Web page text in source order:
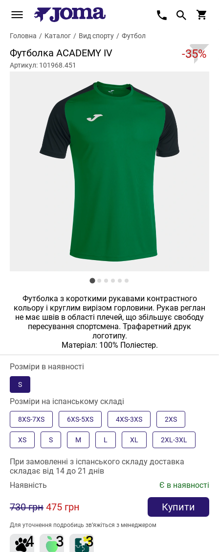
Головна / Каталог / Вид спорту / Футбол
Футболка ACADEMY IV -35%
Артикул: 101968.451
Футболка з короткими рукавами контрастного
кольору і круглим вирізом горловини. Рукав реглан
не має швів в області плечей, що збільшує свободу
пересування спортсмена. Трафаретний друк
логотипу.
Матеріал: 100% Поліестер.
Розміри в наявності
S
Розміри на іспанському складі
8XS-7XS 6XS-5XS 4XS-3XS 2XS
XS S M L XL 2XL-3XL
При замовленні з іспанського складу доставка
складає від 14 до 21 днів
Наявність
Є в наявності
730 грн 475 грн Купити
Для уточнення подробиць зв’яжіться з менеджером